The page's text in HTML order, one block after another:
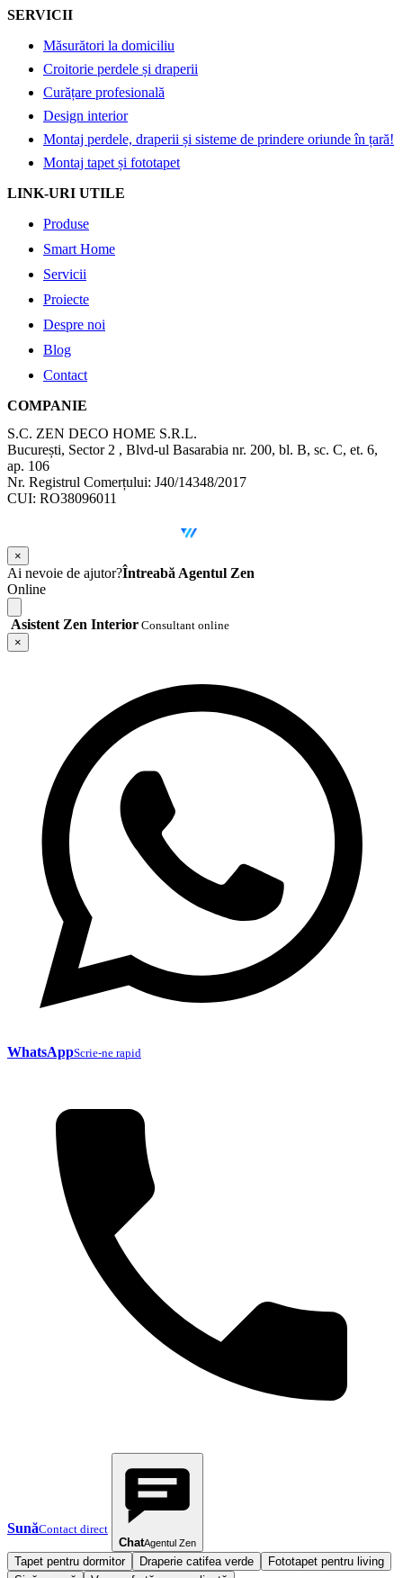
SERVICII
Măsurători la domiciliu
Croitorie perdele și draperii
Curățare profesională
Design interior
Montaj perdele, draperii și sisteme de prindere oriunde în țară!
Montaj tapet și fototapet
LINK-URI UTILE
Produse
Smart Home
Servicii
Proiecte
Despre noi
Blog
Contact
COMPANIE
S.C. ZEN DECO HOME S.R.L.
București, Sector 2 , Blvd-ul Basarabia nr. 200, bl. B, sc. C, et. 6,
ap. 106
Nr. Registrul Comerțului: J40/14348/2017
CUI: RO38096011
×
Ai nevoie de ajutor?Întreabă Agentul Zen
Online
Asistent Zen Interior Consultant online
×
WhatsAppScrie-ne rapid
SunăContact direct
ChatAgentul Zen
Tapet pentru dormitor Draperie catifea verde
Fototapet pentru living